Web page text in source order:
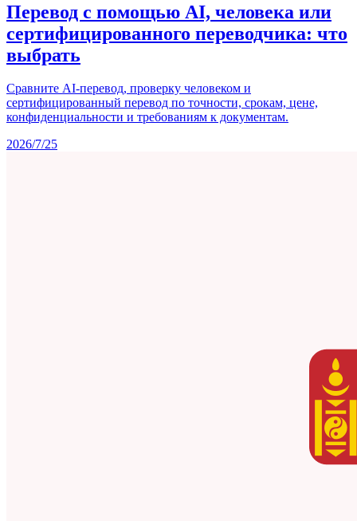
Перевод с помощью AI, человека или
сертифицированного переводчика: что
выбрать
Сравните AI-перевод, проверку человеком и
сертифицированный перевод по точности, срокам, цене,
конфиденциальности и требованиям к документам.
2026/7/25